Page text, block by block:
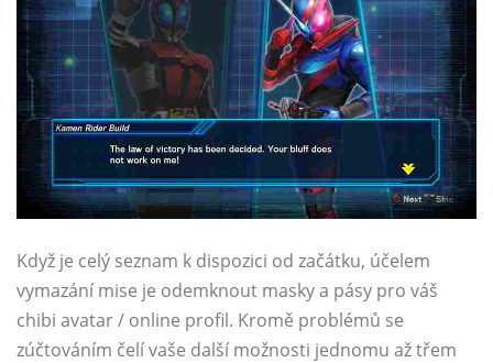
Když je celý seznam k dispozici od začátku, účelem
vymazání mise je odemknout masky a pásy pro váš
chibi avatar / online profil. Kromě problémů se
zúčtováním čelí vaše další možnosti jednomu až třem